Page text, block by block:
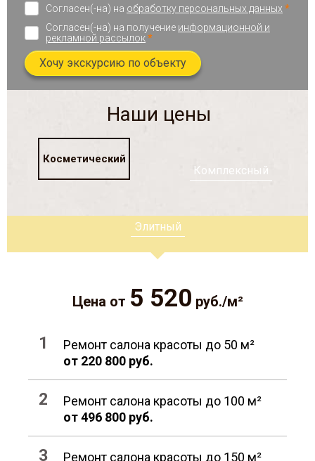
Согласен(-на) на обработку персональных данных *
Согласен(-на) на получение информационной и
рекламной рассылок*
Хочу экскурсию по объекту
Наши цены
Косметический
Комплексный
Элитный
Цена от 5 520 руб./м²
Ремонт салона красоты до 50 м²
от 220 800 руб.
Ремонт салона красоты до 100 м²
от 496 800 руб.
Ремонт салона красоты до 150 м²